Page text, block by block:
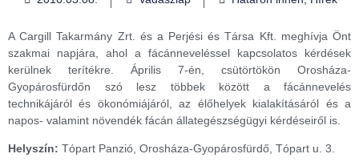
A Cargill Takarmány Zrt. és a Perjési és Társa Kft. meghívja Önt
szakmai napjára, ahol a fácánneveléssel kapcsolatos kérdések
kerülnek terítékre. Április 7-én, csütörtökön Orosháza-
Gyopárosfürdőn szó lesz többek között a fácánnevelés
technikájáról és ökonómiájáról, az élőhelyek kialakításáról és a
napos- valamint növendék fácán állategészségügyi kérdéseiről is.
Helyszín: Tópart Panzió, Orosháza-Gyopárosfürdő, Tópart u. 3.